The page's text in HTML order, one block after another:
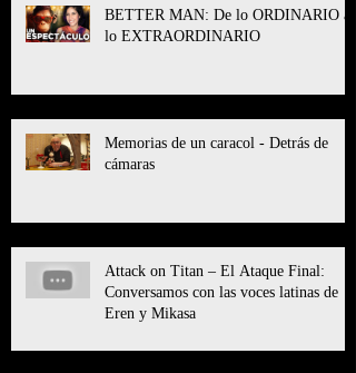
BETTER MAN: De lo ORDINARIO a
lo EXTRAORDINARIO
Memorias de un caracol - Detrás de
cámaras
Attack on Titan – El Ataque Final:
Conversamos con las voces latinas de
Eren y Mikasa